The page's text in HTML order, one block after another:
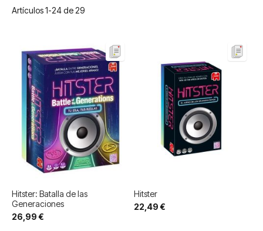
Artículos1-24de 29
Hitster: Batalla de las
Generaciones
26,99 €
Hitster
22,49 €